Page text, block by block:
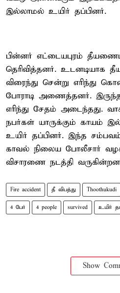
இல்லாமல் உயிர் தப்பினர்.
பின்னர் எட்டையபுரம்
தெரிவித்தனர். உடனடியாக
விரைந்து சென்று எரிந்து
போராடி அணைத்தனர்.
எரிந்து சேதம் அடைந்தது.
நபர்கள் யாருக்கும் காயம்
உயிர் தப்பினர். இந்த சம்பவம்
காவல் நிலைய போலீசார்
விசாரணை நடத்தி
Fire accident தீ விபத்து Thoothukudi
4 பேர் 4 people survived உயிர்
Show